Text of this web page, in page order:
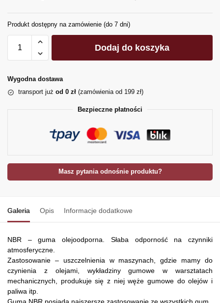
Produkt dostępny na zamówienie (do 7 dni)
Dodaj do koszyka
Wygodna dostawa
transport już od 0 zł (zamówienia od 199 zł)
Bezpieczne płatności
Masz pytania odnośnie produktu?
Galeria Opis Informacje dodatkowe
NBR – guma olejoodporna. Słaba odporność na czynniki
atmosferyczne.
Zastosowanie – uszczelnienia w maszynach, gdzie mamy do
czynienia z olejami, wykładziny gumowe w warsztatach
mechanicznych, produkuje się z niej węże gumowe do olejów i
paliwa itp.